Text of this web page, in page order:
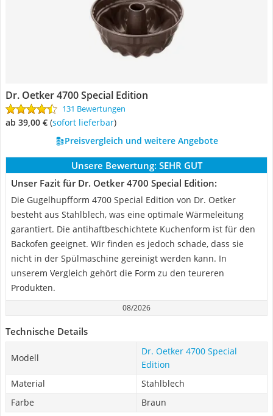
Dr. Oetker 4700 Special Edition
131 Bewertungen
ab 39,00 € ( Sofort lieferbar)
Preisvergleich und weitere Angebote
Unsere Bewertung: SEHR GUT
Unser Fazit für Dr. Oetker 4700 Special Edition:
Die Gugelhupfform 4700 Special Edition von Dr. Oetker
besteht aus Stahlblech, was eine optimale Wärmeleitung
garantiert. Die antihaftbeschichtete Kuchenform ist für den
Backofen geeignet. Wir finden es jedoch schade, dass sie
nicht in der Spülmaschine gereinigt werden kann. In
unserem Vergleich gehört die Form zu den teureren
Produkten.
08/2026
Technische Details
Modell
Dr. Oetker 4700 Special
Edition
Material
Stahlblech
Farbe
Braun